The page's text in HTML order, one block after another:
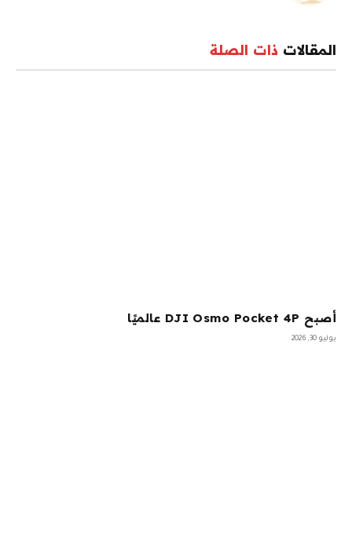
المقالات ذات الصلة
أصبح DJI Osmo Pocket 4P عالميًا
يوليو 30, 2026